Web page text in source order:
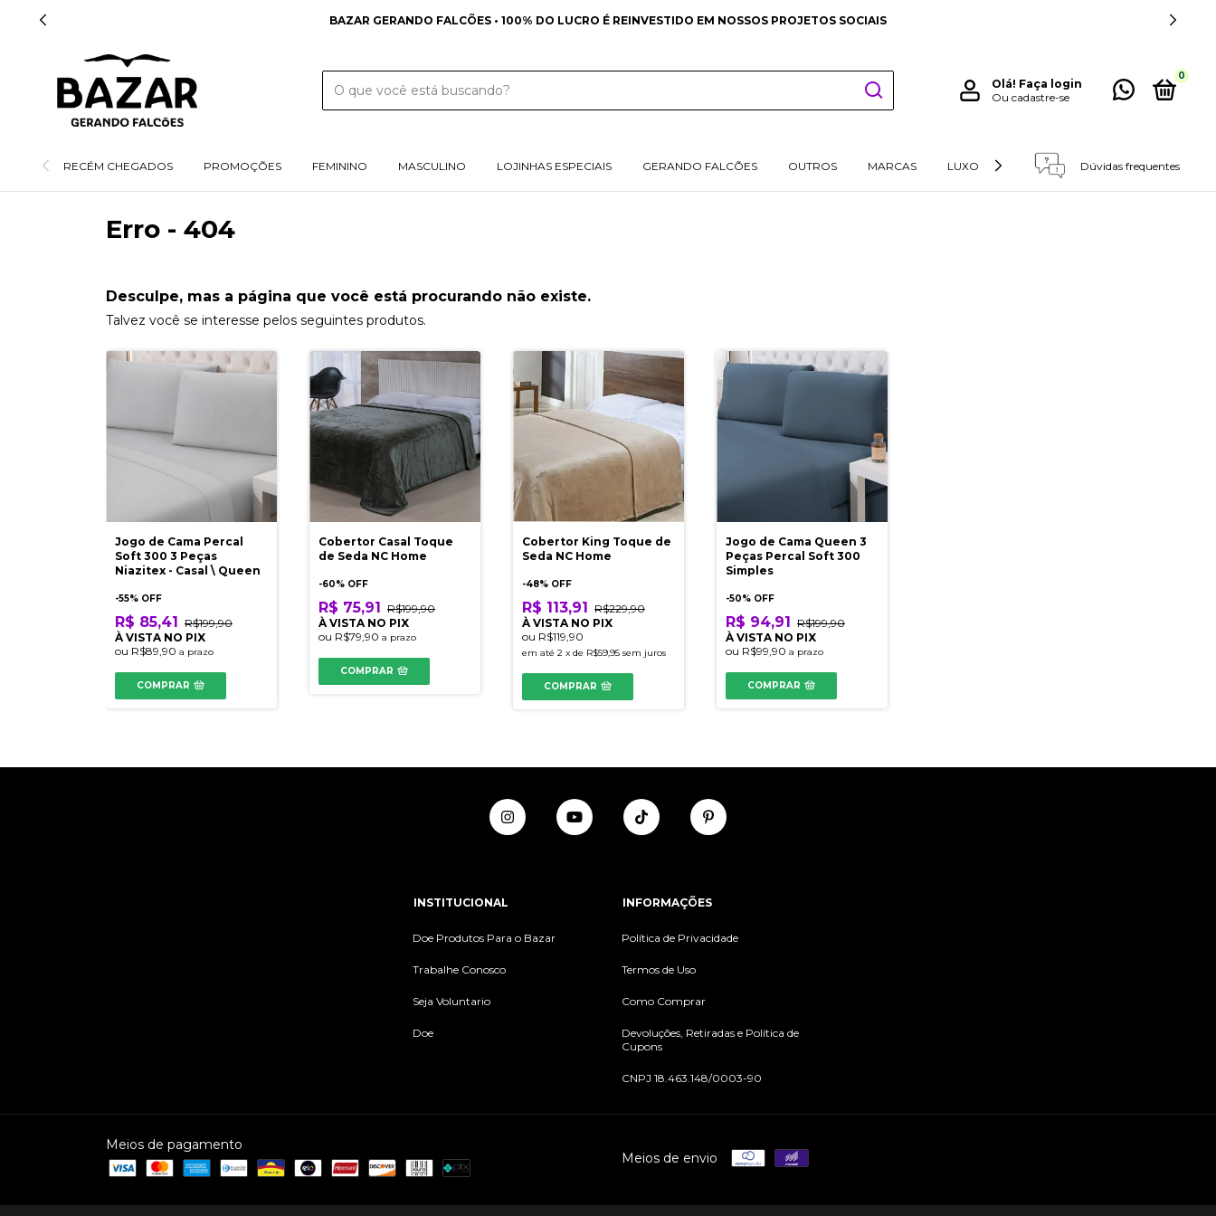
BAZAR GERANDO FALCÕES • 100% DO LUCRO É REINVESTIDO EM NOSSOS PROJETOS SOCIAIS
Olá! Faça login
Ou cadastre-se
0
RECÉM CHEGADOS PROMOÇÕES FEMININO MASCULINO LOJINHAS ESPECIAIS GERANDO FALCÕES OUTROS MARCAS LUXO RETIRADAS E DEVOLUÇÕES
Dúvidas frequentes
Erro - 404
Desculpe, mas a página que você está procurando não existe.
Talvez você se interesse pelos seguintes produtos.
Jogo de Cama Percal
Soft 300 3 Peças
Niazitex - Casal \ Queen
-55% OFF
R$ 85,41
R$199,90
À VISTA NO PIX
ou R$89,90 a prazo
COMPRAR
Cobertor Casal Toque
de Seda NC Home
-60% OFF
R$ 75,91
R$199,90
À VISTA NO PIX
ou R$79,90 a prazo
COMPRAR
Cobertor King Toque de
Seda NC Home
-48% OFF
R$ 113,91
R$229,90
À VISTA NO PIX
ou R$119,90
em até 2 x de R$59,95 sem juros
COMPRAR
Jogo de Cama Queen 3
Peças Percal Soft 300
Simples
-50% OFF
R$ 94,91
R$199,90
À VISTA NO PIX
ou R$99,90 a prazo
COMPRAR
INSTITUCIONAL
Doe Produtos Para o Bazar
Trabalhe Conosco
Seja Voluntario
Doe
INFORMAÇÕES
Política de Privacidade
Termos de Uso
Como Comprar
Devoluções, Retiradas e Política de
Cupons
CNPJ 18.463.148/0003-90
Meios de pagamento
Meios de envio